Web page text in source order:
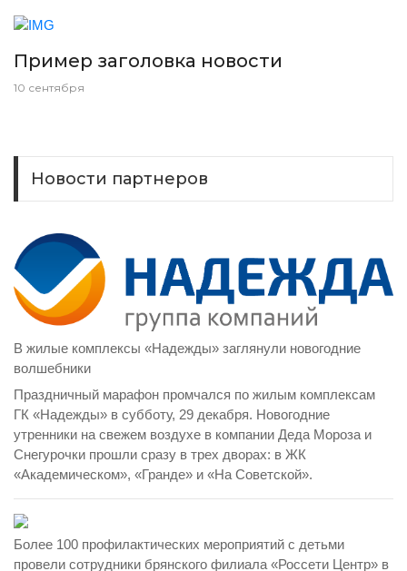
Пример заголовка новости
10 сентября
Новости партнеров
В жилые комплексы «Надежды» заглянули новогодние
волшебники
Праздничный марафон промчался по жилым комплексам
ГК «Надежды» в субботу, 29 декабря. Новогодние
утренники на свежем воздухе в компании Деда Мороза и
Снегурочки прошли сразу в трех дворах: в ЖК
«Академическом», «Гранде» и «На Советской».
Более 100 профилактических мероприятий с детьми
провели сотрудники брянского филиала «Россети Центр» в